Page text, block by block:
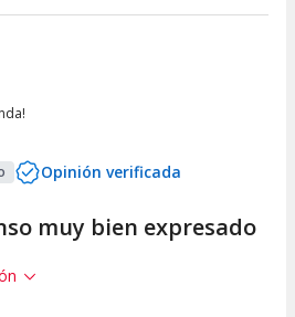
Opinión verificada
muy bien expresado